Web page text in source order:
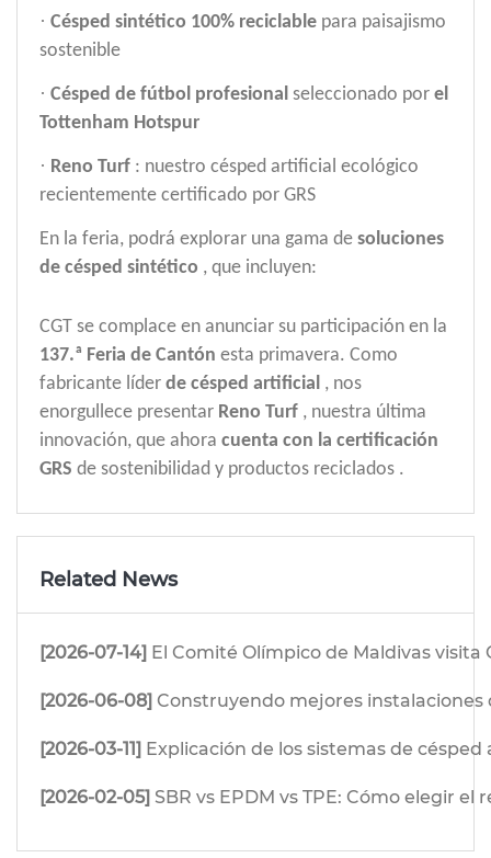
CGT se complace en anunciar su participación en la
137.ª Feria de Cantón esta primavera. Como
fabricante líder de césped artificial , nos
enorgullece presentar Reno Turf , nuestra última
innovación, que ahora cuenta con la certificación
GRS de sostenibilidad y productos reciclados .
En la feria, podrá explorar una gama de soluciones
de césped sintético , que incluyen:
· Reno Turf : nuestro césped artificial ecológico
recientemente certificado por GRS
· Césped de fútbol profesional seleccionado por el
Tottenham Hotspur
· Césped sintético 100% reciclable para paisajismo
sostenible
Related News
[2026-07-14] El Comité Olímpico de Maldivas
[2026-06-08] Construyendo mejores
[2026-03-11] Explicación de los sistemas de
[2026-02-05] SBR vs EPDM vs TPE: Cómo elegir